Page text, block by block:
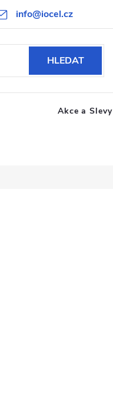
info@iocel.cz
Oblíbené Spolupráce
HLEDAT
Akce a Slevy